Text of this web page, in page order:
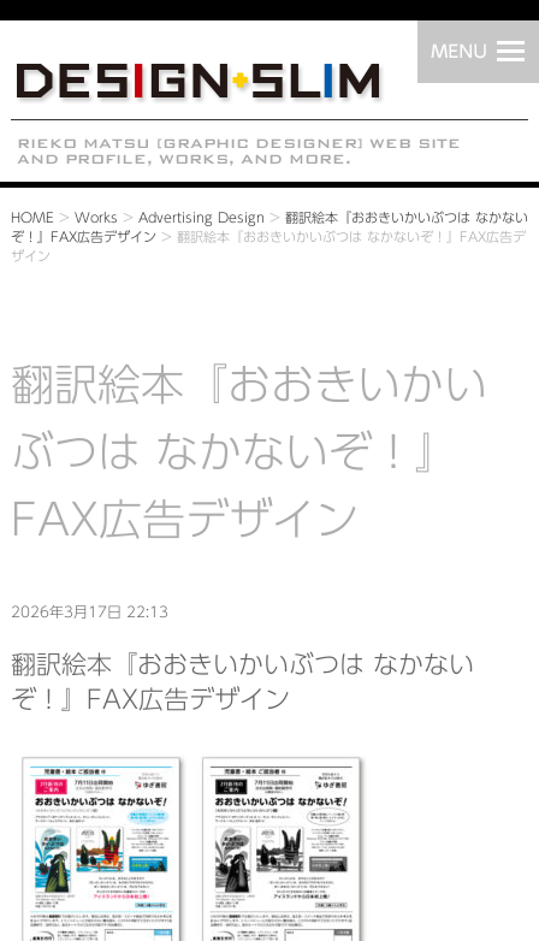
HOME > Works > Advertising Design > 翻訳絵本『おおきいかいぶつは なかない
ぞ！』FAX広告デザイン > 翻訳絵本『おおきいかいぶつは なかないぞ！』FAX広告デ
ザイン
翻訳絵本『おおきいかい
ぶつは なかないぞ！』
FAX広告デザイン
2026年3月17日 22:13
翻訳絵本『おおきいかいぶつは なかない
ぞ！』FAX広告デザイン